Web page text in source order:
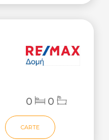
0 0
CARTE